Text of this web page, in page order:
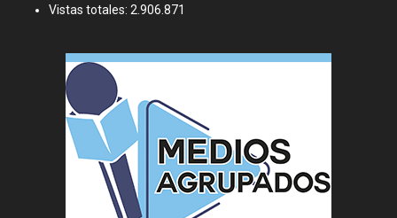
Vistas totales: 2.906.871